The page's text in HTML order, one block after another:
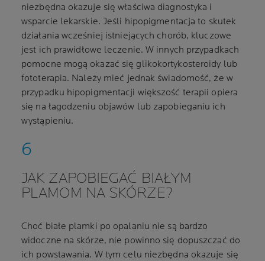
niezbędna okazuje się właściwa diagnostyka i
wsparcie lekarskie. Jeśli hipopigmentacja to skutek
działania wcześniej istniejących chorób, kluczowe
jest ich prawidłowe leczenie. W innych przypadkach
pomocne mogą okazać się glikokortykosteroidy lub
fototerapia. Należy mieć jednak świadomość, że w
przypadku hipopigmentacji większość terapii opiera
się na łagodzeniu objawów lub zapobieganiu ich
wystąpieniu.
JAK ZAPOBIEGAĆ BIAŁYM
PLAMOM NA SKÓRZE?
Choć białe plamki po opalaniu nie są bardzo
widoczne na skórze, nie powinno się dopuszczać do
ich powstawania. W tym celu niezbędna okazuje się